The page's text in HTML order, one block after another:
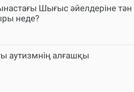
Шығыс әйелдеріне тән
неде?
аутизмнің алғашқы